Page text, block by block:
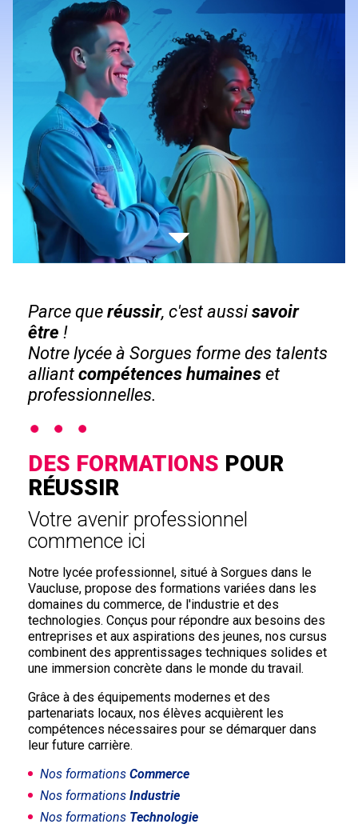
Parce que réussir, c'est aussisavoir
être !
Notre lycée à Sorgues forme des talents
alliant compétences humaines et
professionnelles.
DES FORMATIONS POUR
RÉUSSIR
Votre avenir professionnel
commence ici
Notre lycée professionnel, situé à Sorgues dans le
Vaucluse, propose des formations variées dans les
domaines du commerce, de l'industrie et des
technologies. Conçus pour répondre aux besoins des
entreprises et aux aspirations des jeunes, nos cursus
combinent des apprentissages techniques solides et
une immersion concrète dans le monde du travail.
Grâce à des équipements modernes et des
partenariats locaux, nos élèves acquièrent les
compétences nécessaires pour se démarquer dans
leur future carrière.
Nos formations Commerce
Nos formations Industrie
Nos formations Technologie